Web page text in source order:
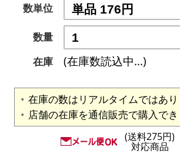
数単位
数量
在庫
(在庫数読込中...)
在庫の数はリアルタイムではあり
店舗の在庫を通信販売で購入でき
(送料275円)
対応商品